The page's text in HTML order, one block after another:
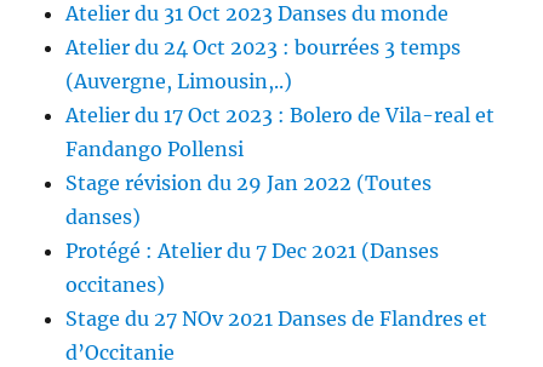
Atelier du 31 Oct 2023 Danses du monde
Atelier du 24 Oct 2023 : bourrées 3 temps
(Auvergne, Limousin,..)
Atelier du 17 Oct 2023 : Bolero de Vila-real et
Fandango Pollensi
Stage révision du 29 Jan 2022 (Toutes
danses)
Protégé : Atelier du 7 Dec 2021 (Danses
occitanes)
Stage du 27 NOv 2021 Danses de Flandres et
d’Occitanie